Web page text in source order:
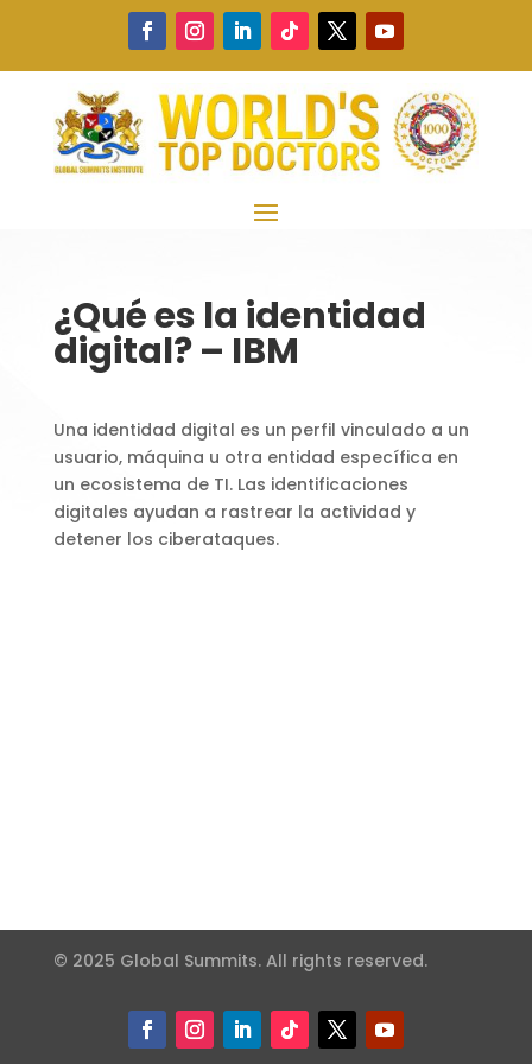
¿Qué es la identidad
digital? – IBM
Una identidad digital es un perfil vinculado a un
usuario, máquina u otra entidad específica en
un ecosistema de TI. Las identificaciones
digitales ayudan a rastrear la actividad y
detener los ciberataques.
© 2025 Global Summits. All rights reserved.